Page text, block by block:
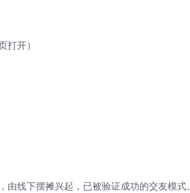
打开）
线下摆摊兴起，已被验证成功的交友模式。